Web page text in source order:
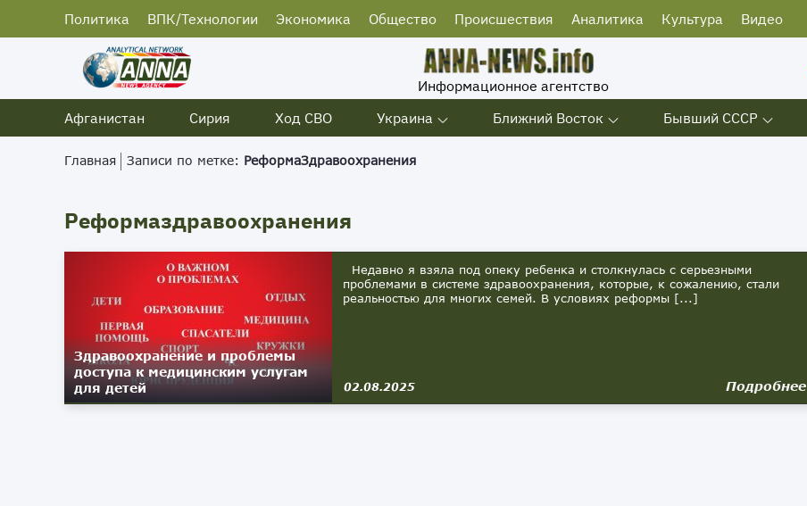
Политика ВПК/Технологии Экономика Общество Происшествия Аналитика Культура Видео
Информационное агентство
Афганистан
Сирия Ход СВО Украина Ближний Восток Бывший СССР
Главная Записи по метке: РеформаЗдравоохранения
Реформаздравоохранения
Здравоохранение и проблемы
доступа к медицинским услугам
для детей
Недавно я взяла под опеку ребенка и столкнулась с серьезными
проблемами в системе здравоохранения, которые, к сожалению, стали
реальностью для многих семей. В условиях реформы [...]
02.08.2025 Подробнее